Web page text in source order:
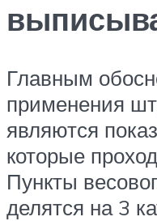
Главным
применения
являются
которые
Пункты
делятся на 3